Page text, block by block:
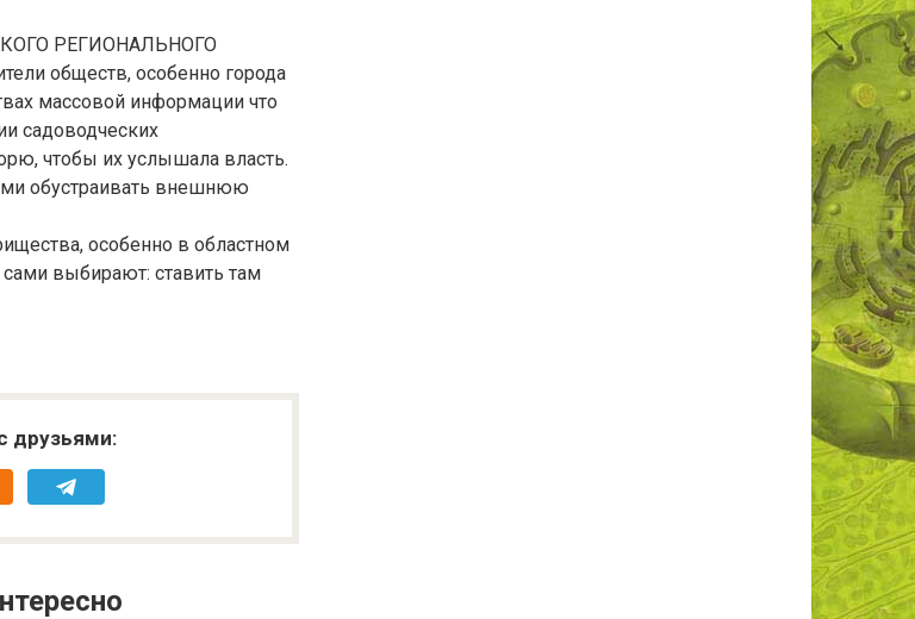
РЕГИОНАЛЬНОГО
обществ, особенно города
массовой информации что
садоводческих
чтобы их услышала власть.
обустраивать внешнюю
особенно в областном
выбирают: ставить там
друзьями: